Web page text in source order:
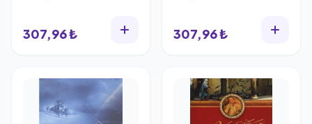
307,96 ₺ 307,96 ₺